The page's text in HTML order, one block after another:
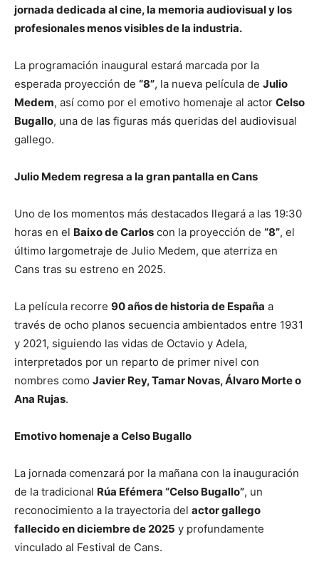
jornada dedicada al cine, la memoria audiovisual y los
profesionales menos visibles de la industria.
La programación inaugural estará marcada por la
esperada proyección de “8”, la nueva película de Julio
Medem, así como por el emotivo homenaje al actor Celso
Bugallo, una de las figuras más queridas del audiovisual
gallego.
Julio Medem regresa a la gran pantalla en Cans
Uno de los momentos más destacados llegará a las 19:30
horas en el Baixo de Carlos con la proyección de “8”, el
último largometraje de Julio Medem, que aterriza en
Cans tras su estreno en 2025.
La película recorre 90 años de historia de España a
través de ocho planos secuencia ambientados entre 1931
y 2021, siguiendo las vidas de Octavio y Adela,
interpretados por un reparto de primer nivel con
nombres como Javier Rey, Tamar Novas, Álvaro Morte o
Ana Rujas.
Emotivo homenaje a Celso Bugallo
La jornada comenzará por la mañana con la inauguración
de la tradicional Rúa Efémera “Celso Bugallo”, un
reconocimiento a la trayectoria del actor gallego
fallecido en diciembre de 2025 y profundamente
vinculado al Festival de Cans.